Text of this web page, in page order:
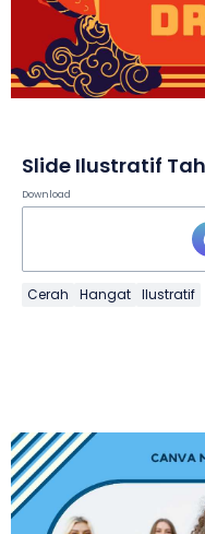
Slide Ilustratif
Download
Cerah Hangat Ilustratif